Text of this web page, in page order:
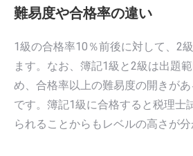
難易度や合格率の違い
1級の合格率10％前後に対して、2
ます。なお、簿記1級と2級は出題
め、合格率以上の難易度の開きが
です。簿記1級に合格すると税理士
られることからもレベルの高さが分